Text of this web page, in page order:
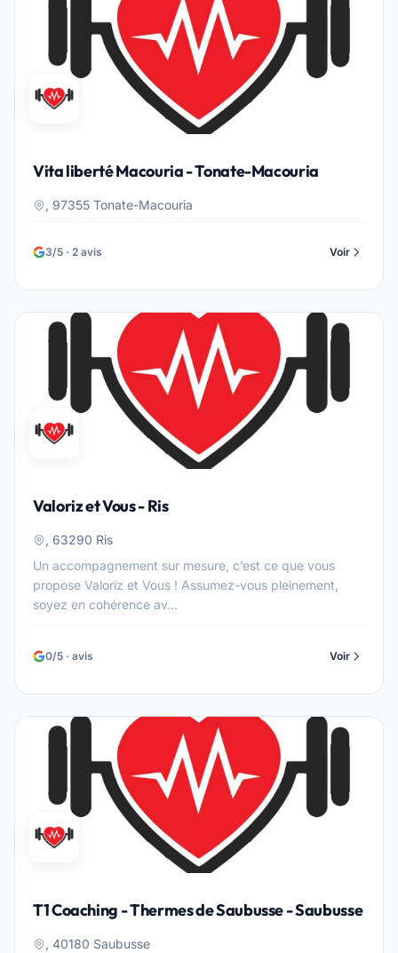
Vita liberté Macouria - Tonate-Macouria
, 97355 Tonate-Macouria
3/5 · 2 avis Voir
Valoriz et Vous - Ris
, 63290 Ris
Un accompagnement sur mesure, c’est ce que vous
propose Valoriz et Vous ! Assumez-vous pleinement,
soyez en cohérence av...
0/5 · avis Voir
T1 Coaching - Thermes de Saubusse - Saubusse
, 40180 Saubusse